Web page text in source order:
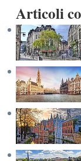
Articoli